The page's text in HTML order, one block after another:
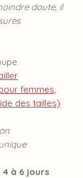
doute, il
femmes,
des tailles)
4 à 6 jours